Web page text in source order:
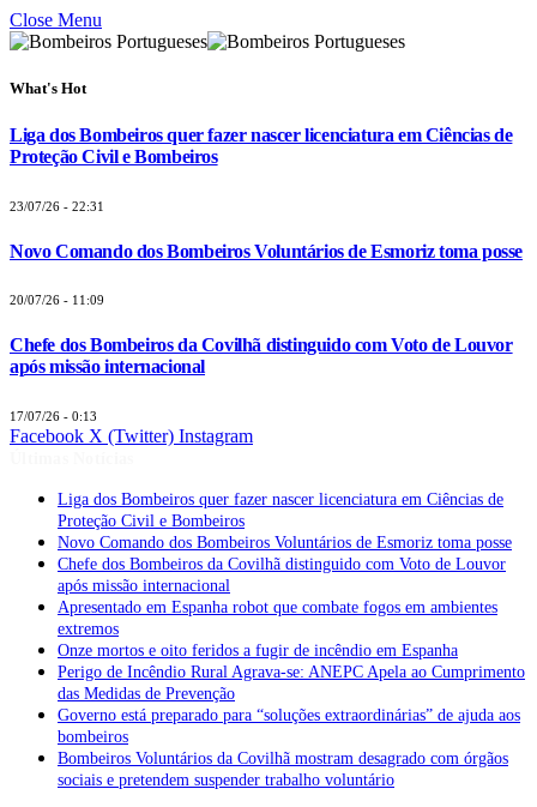
Close Menu
What's Hot
Liga dos Bombeiros quer fazer nascer licenciatura em Ciências de
Proteção Civil e Bombeiros
23/07/26 - 22:31
Novo Comando dos Bombeiros Voluntários de Esmoriz toma posse
20/07/26 - 11:09
Chefe dos Bombeiros da Covilhã distinguido com Voto de Louvor
após missão internacional
17/07/26 - 0:13
Facebook X (Twitter) Instagram
Liga dos Bombeiros quer fazer nascer licenciatura em Ciências de
Proteção Civil e Bombeiros
Novo Comando dos Bombeiros Voluntários de Esmoriz toma posse
Chefe dos Bombeiros da Covilhã distinguido com Voto de Louvor
após missão internacional
Apresentado em Espanha robot que combate fogos em ambientes
extremos
Onze mortos e oito feridos a fugir de incêndio em Espanha
Perigo de Incêndio Rural Agrava-se: ANEPC Apela ao Cumprimento
das Medidas de Prevenção
Governo está preparado para “soluções extraordinárias” de ajuda aos
bombeiros
Bombeiros Voluntários da Covilhã mostram desagrado com órgãos
sociais e pretendem suspender trabalho voluntário